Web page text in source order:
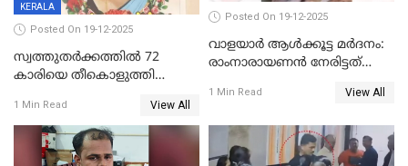
KERALA
Posted On 19-12-2025
സ്വത്തുതര്‍ക്കത്തില്‍ 72
കാരിയെ തീകൊളുത്തി
ക്രൂരകൊലപാതകത്തില്‍
സഹോദരിപുത്രന് ജീവപര്യന്തം
1 Min Read View All
Posted On 19-12-2025
വാളയാർ ആൾക്കൂട്ട മർദനം:
രാംനാരായണൻ നേരിട്ടത്
നാൽപ്പതിലേറെ
റിപ്പോർട്ട്
1 Min Read View All